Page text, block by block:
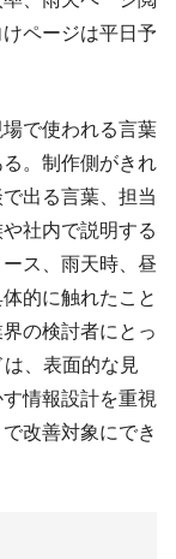
ページは平日予
で使われる言葉
。制作側がきれ
出る言葉、担当
社内で説明する
ス、雨天時、昼
的に触れたこと
の検討者にとっ
、表面的な見
情報設計を重視
改善対象にでき